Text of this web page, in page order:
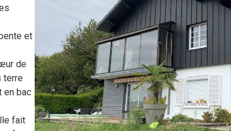
et
de
terre
en bac
fait